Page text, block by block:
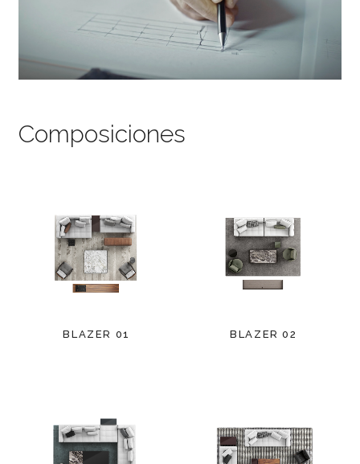
Composiciones
BLAZER 01 BLAZER 02